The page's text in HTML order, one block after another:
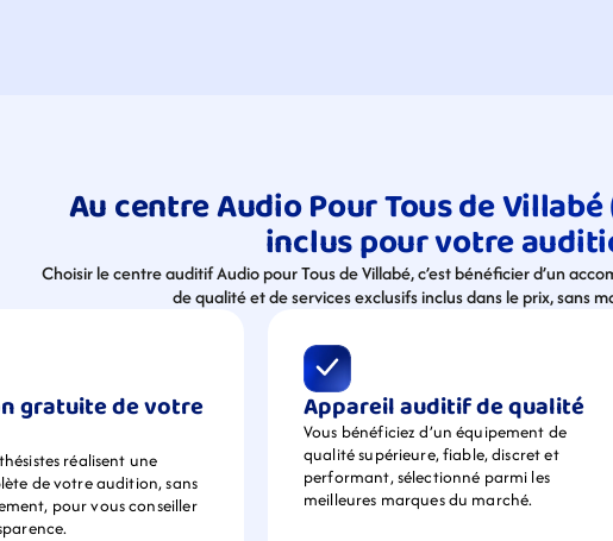
Au centre Audio Pour Tous de
inclus pour votre
Choisir le centre auditif Audio pour Tous de Villabé, c’est bénéficier d’un
de qualité et de services exclusifs inclus dans le prix, sans
gratuite de votre
réalisent une
de votre audition, sans
pour vous conseiller
Appareil auditif de qualité
Vous bénéficiez d’un équipement de
qualité supérieure, fiable, discret et
performant, sélectionné parmi les
meilleures marques du marché.